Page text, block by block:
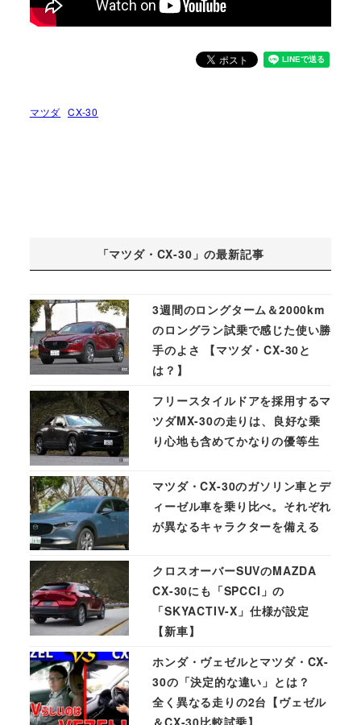
マツダ CX-30
「マツダ・CX-30」の最新記事
3週間のロングターム＆2000km
のロングラン試乗で感じた使い勝
手のよさ 【マツダ・CX-30と
は？】
フリースタイルドアを採用するマ
ツダMX-30の走りは、良好な乗
り心地も含めてかなりの優等生
マツダ・CX-30のガソリン車とデ
ィーゼル車を乗り比べ。それぞれ
が異なるキャラクターを備える
クロスオーバーSUVのMAZDA
CX-30にも「SPCCI」の
「SKYACTIV-X」仕様が設定
【新車】
ホンダ・ヴェゼルとマツダ・CX-
30の「決定的な違い」とは？
全く異なる走りの2台【ヴェゼル